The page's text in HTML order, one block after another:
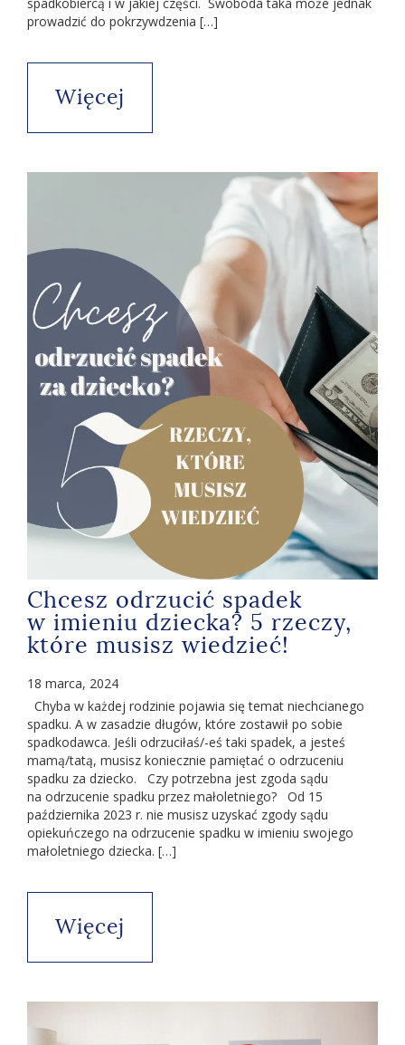
prowadzić do pokrzywdzenia […]
Więcej
Chcesz odrzucić spadek
w imieniu dziecka? 5 rzeczy,
które musisz wiedzieć!
18 marca, 2024
Chyba w każdej rodzinie pojawia się temat niechcianego
spadku. A w zasadzie długów, które zostawił po sobie
spadkodawca. Jeśli odrzuciłaś/-eś taki spadek, a jesteś
mamą/tatą, musisz koniecznie pamiętać o odrzuceniu
spadku za dziecko. Czy potrzebna jest zgoda sądu
na odrzucenie spadku przez małoletniego? Od 15
października 2023 r. nie musisz uzyskać zgody sądu
opiekuńczego na odrzucenie spadku w imieniu swojego
małoletniego dziecka. […]
Więcej